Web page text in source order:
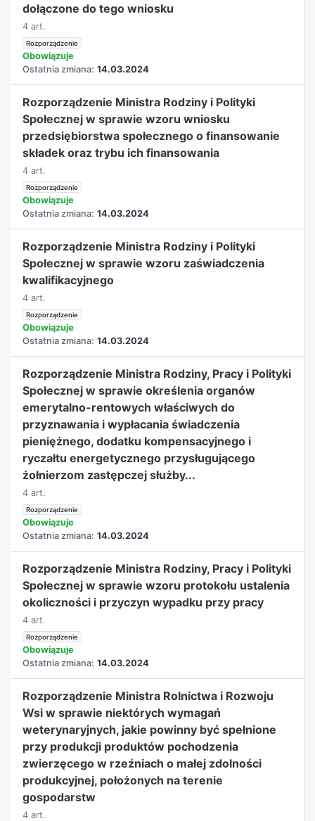
dołączone do tego wniosku
4 art.
Rozporządzenie
Obowiązuje
Ostatnia zmiana: 14.03.2024
Rozporządzenie Ministra Rodziny i Polityki
Społecznej w sprawie wzoru wniosku
przedsiębiorstwa społecznego o finansowanie
składek oraz trybu ich finansowania
4 art.
Rozporządzenie
Obowiązuje
Ostatnia zmiana: 14.03.2024
Rozporządzenie Ministra Rodziny i Polityki
Społecznej w sprawie wzoru zaświadczenia
kwalifikacyjnego
4 art.
Rozporządzenie
Obowiązuje
Ostatnia zmiana: 14.03.2024
Rozporządzenie Ministra Rodziny, Pracy i Polityki
Społecznej w sprawie określenia organów
emerytalno-rentowych właściwych do
przyznawania i wypłacania świadczenia
pieniężnego, dodatku kompensacyjnego i
ryczałtu energetycznego przysługującego
żołnierzom zastępczej służby...
4 art.
Rozporządzenie
Obowiązuje
Ostatnia zmiana: 14.03.2024
Rozporządzenie Ministra Rodziny, Pracy i Polityki
Społecznej w sprawie wzoru protokołu ustalenia
okoliczności i przyczyn wypadku przy pracy
4 art.
Rozporządzenie
Obowiązuje
Ostatnia zmiana: 14.03.2024
Rozporządzenie Ministra Rolnictwa i Rozwoju
Wsi w sprawie niektórych wymagań
weterynaryjnych, jakie powinny być spełnione
przy produkcji produktów pochodzenia
zwierzęcego w rzeźniach o małej zdolności
produkcyjnej, położonych na terenie
gospodarstw
4 art.